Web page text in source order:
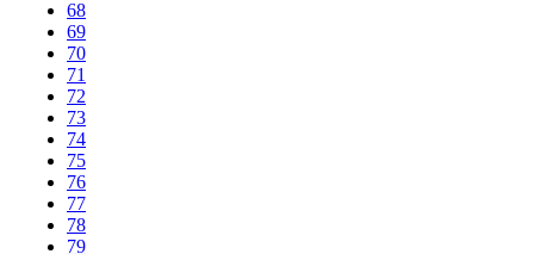
68
69
70
71
72
73
74
75
76
77
78
79